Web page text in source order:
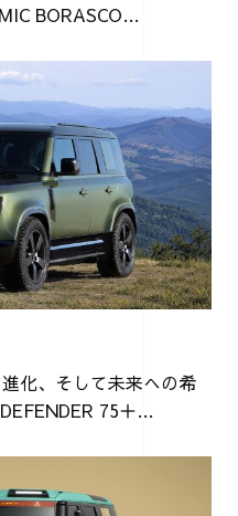
BORASCO
化、そして未来への希
75＋